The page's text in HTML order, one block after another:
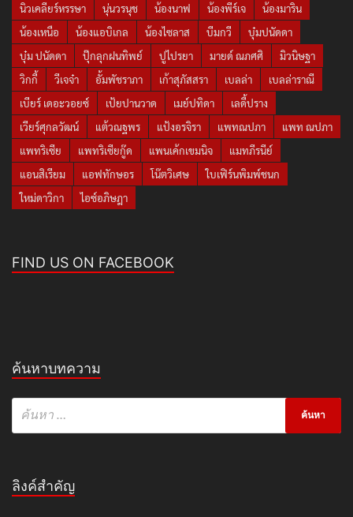
นิวเคลียร์หรรษา
นุ่นวรนุช น้องนาฟ น้องพีร์เจ
น้องมาริน
น้องเหนือ
น้องแอบิเกล น้องไซลาส บีมกวี
บุ๋มปนัดดา
บุ๋ม ปนัดดา
ปุ๊กลุกฝนทิพย์ ปูไปรยา มายด์ ณภศศิ
มิวนิษฐา
วิกกี้
วีเจจ๋า อั้มพัชราภา เก้าสุภัสสรา เบลล่า
เบลล่าราณี
เบียร์ เดอะวอยซ์
เป้ยปานวาด เมย์ปทิดา
เลดี้ปราง
เวียร์ศุกลวัฒน์
แต้วณฐพร แป้งอรจิรา แพทณปภา
แพท ณปภา
แพทริเซีย
แพทริเซียกู๊ด แพนเค้กเขมนิจ
แมทภีรนีย์
แอนสิเรียม
แอฟทักษอร โน๊ตวิเศษ
ใบเฟิร์นพิมพ์ชนก
ใหม่ดาวิกา
ไอซ์อภิษฎา
FIND US ON FACEBOOK
ค้นหาบทความ
ลิงค์สำคัญ